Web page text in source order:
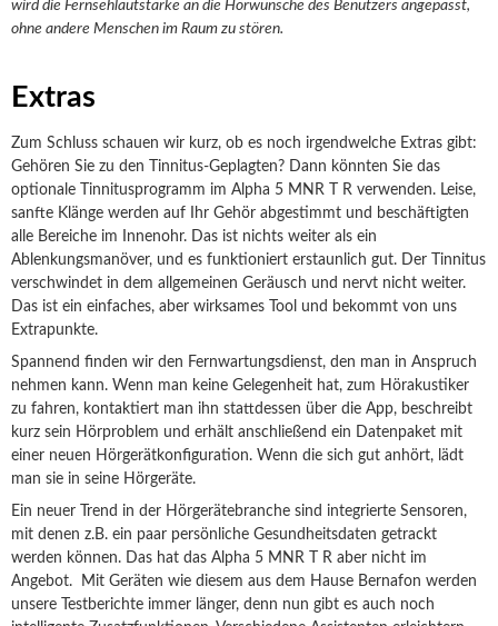
wird die Fernsehlautstärke an die Hörwünsche des Benutzers angepasst,
ohne andere Menschen im Raum zu stören.
Extras
Zum Schluss schauen wir kurz, ob es noch irgendwelche Extras gibt:
Gehören Sie zu den Tinnitus-Geplagten? Dann könnten Sie das
optionale Tinnitusprogramm im Alpha 5 MNR T R verwenden. Leise,
sanfte Klänge werden auf Ihr Gehör abgestimmt und beschäftigten
alle Bereiche im Innenohr. Das ist nichts weiter als ein
Ablenkungsmanöver, und es funktioniert erstaunlich gut. Der Tinnitus
verschwindet in dem allgemeinen Geräusch und nervt nicht weiter.
Das ist ein einfaches, aber wirksames Tool und bekommt von uns
Extrapunkte.
Spannend finden wir den Fernwartungsdienst, den man in Anspruch
nehmen kann. Wenn man keine Gelegenheit hat, zum Hörakustiker
zu fahren, kontaktiert man ihn stattdessen über die App, beschreibt
kurz sein Hörproblem und erhält anschließend ein Datenpaket mit
einer neuen Hörgerätkonfiguration. Wenn die sich gut anhört, lädt
man sie in seine Hörgeräte.
Ein neuer Trend in der Hörgerätebranche sind integrierte Sensoren,
mit denen z.B. ein paar persönliche Gesundheitsdaten getrackt
werden können. Das hat das Alpha 5 MNR T R aber nicht im
Angebot. Mit Geräten wie diesem aus dem Hause Bernafon werden
unsere Testberichte immer länger, denn nun gibt es auch noch